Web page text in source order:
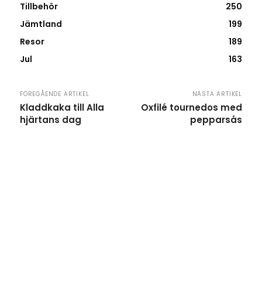
Tillbehör
250
Jämtland
199
Resor
189
Jul
163
FÖREGÅENDE ARTIKEL
Kladdkaka till Alla
hjärtans dag
NÄSTA ARTIKEL
Oxfilé tournedos med
pepparsås